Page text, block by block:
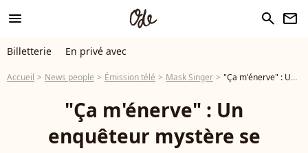
menu search newsletter
Billetterie En privé avec
Accueil News people Émission télé Mask Singer "Ça m'énerve" : Un enquêteur mystère se cachait sous le costume du Burger dans Mask Singer 7, il a rendu fou Laurent Ruquier !
"Ça m'énerve" : Un
enquêteur mystère se